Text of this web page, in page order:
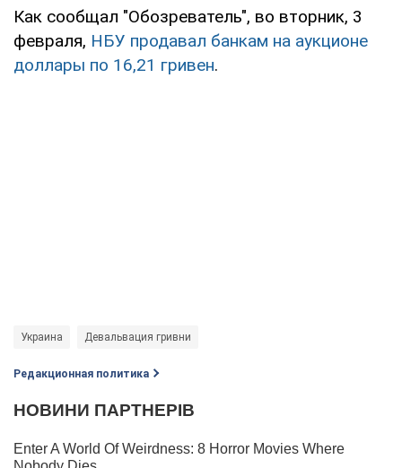
Как сообщал "Обозреватель", во вторник, 3
февраля, НБУ продавал банкам на аукционе
доллары по 16,21 гривен.
Украина Девальвация гривни
Редакционная политика